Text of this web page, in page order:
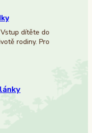
dítěte do
rodiny. Pro